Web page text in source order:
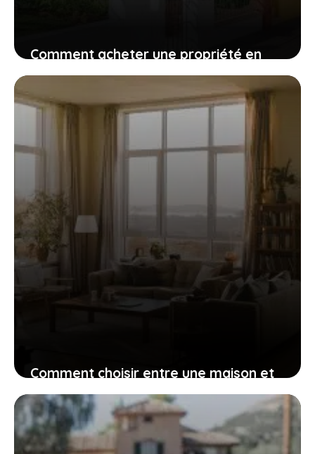
Comment acheter une propriété en
Espagne dans un quartier résidentiel ?
23 mai 2023
Comment choisir entre une maison et
un appartement en Espagne ?
23 mai 2023